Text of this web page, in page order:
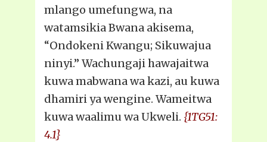
mlango umefungwa, na
watamsikia Bwana akisema,
“Ondokeni Kwangu; Sikuwajua
ninyi.” Wachungaji hawajaitwa
kuwa mabwana wa kazi, au kuwa
dhamiri ya wengine. Wameitwa
kuwa waalimu wa Ukweli. {1TG51:
4.1}